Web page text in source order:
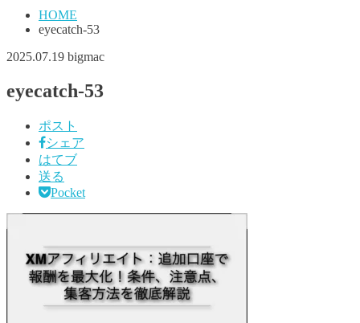
HOME
eyecatch-53
2025.07.19 bigmac
eyecatch-53
ポスト
シェア
はてブ
送る
Pocket